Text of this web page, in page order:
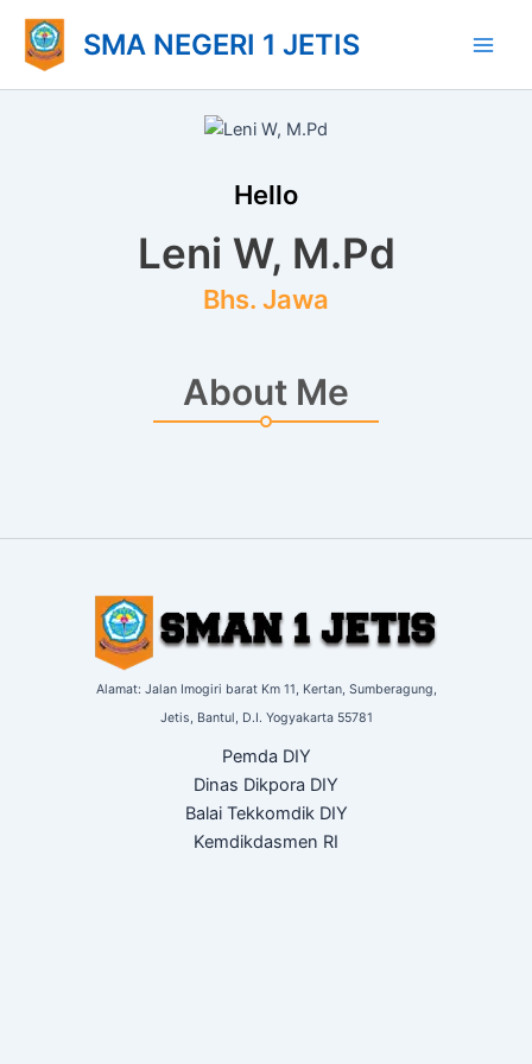
Lewati
konten
SMA NEGERI 1 JETIS
Hello
Leni W, M.Pd
Bhs. Jawa
About Me
Alamat: Jalan Imogiri barat Km 11, Kertan, Sumberagung,
Jetis, Bantul, D.I. Yogyakarta 55781
Pemda DIY
Dinas Dikpora DIY
Balai Tekkomdik DIY
Kemdikdasmen RI